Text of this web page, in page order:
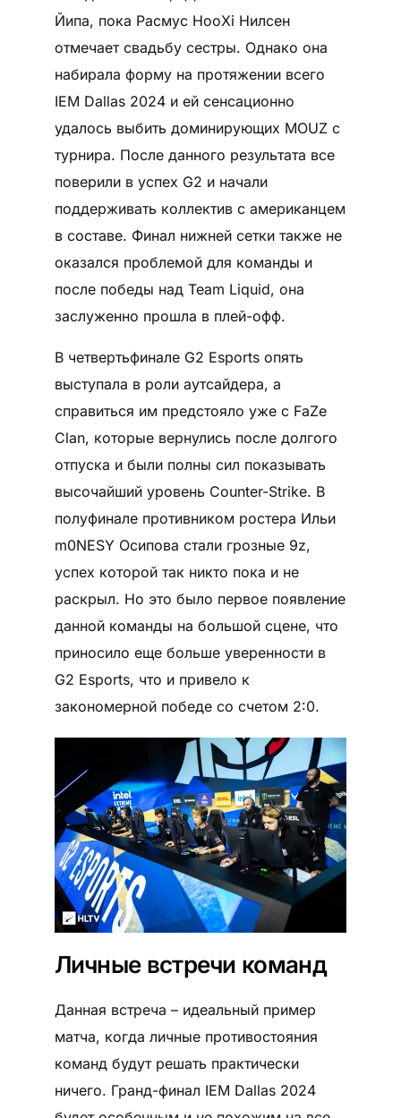
Йипа, пока Расмус HooXi Нилсен
отмечает свадьбу сестры. Однако она
набирала форму на протяжении всего
IEM Dallas 2024 и ей сенсационно
удалось выбить доминирующих MOUZ с
турнира. После данного результата все
поверили в успех G2 и начали
поддерживать коллектив с американцем
в составе. Финал нижней сетки также не
оказался проблемой для команды и
после победы над Team Liquid, она
заслуженно прошла в плей-офф.
В четвертьфинале G2 Esports опять
выступала в роли аутсайдера, а
справиться им предстояло уже с FaZe
Clan, которые вернулись после долгого
отпуска и были полны сил показывать
высочайший уровень Counter-Strike. В
полуфинале противником ростера Ильи
m0NESY Осипова стали грозные 9z,
успех которой так никто пока и не
раскрыл. Но это было первое появление
данной команды на большой сцене, что
приносило еще больше уверенности в
G2 Esports, что и привело к
закономерной победе со счетом 2:0.
Личные встречи команд
Данная встреча – идеальный пример
матча, когда личные противостояния
команд будут решать практически
ничего. Гранд-финал IEM Dallas 2024